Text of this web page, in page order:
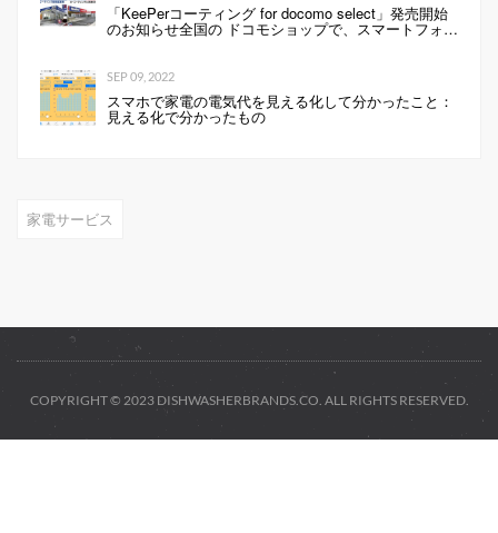
「KeePerコーティング for docomo select」発売開始
のお知らせ全国の ドコモショップで、スマートフォン
にKeePerコーティングを行います 企業リリース
SEP 09, 2022
スマホで家電の電気代を見える化して分かったこと：
見える化で分かったもの
家電サービス
COPYRIGHT © 2023 DISHWASHERBRANDS.CO. ALL RIGHTS RESERVED.